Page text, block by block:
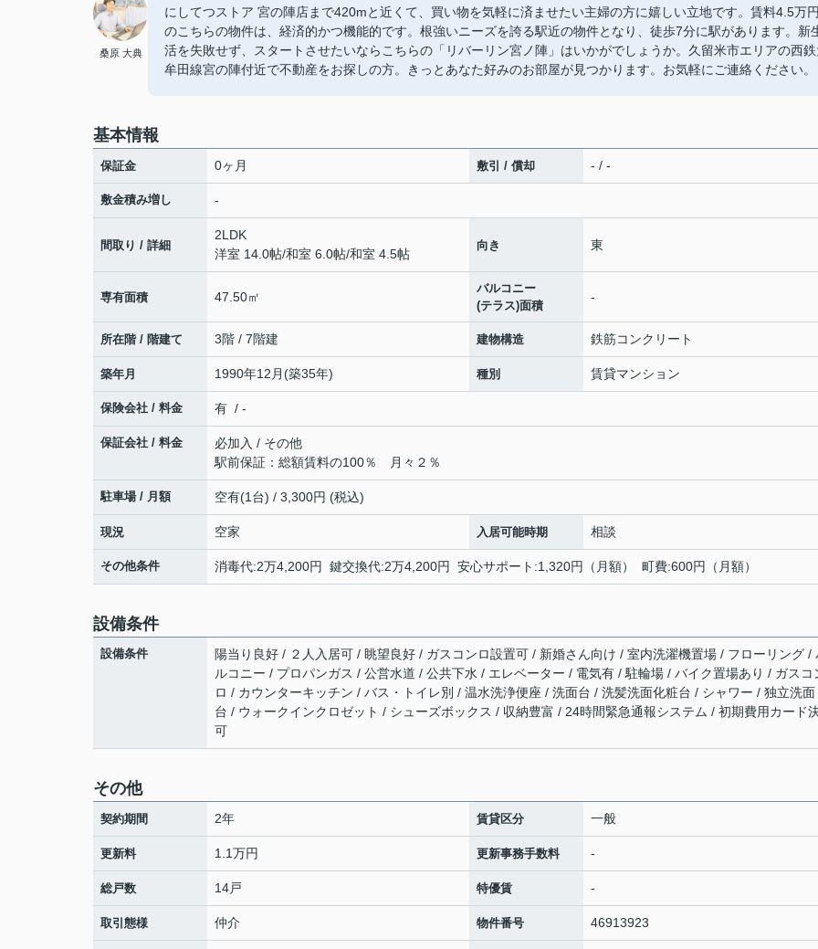
桑原 大典
にしてつストア 宮の陣店まで420mと近くて、買い物を気軽に済ませたい主婦の方に嬉しい立地です。賃料4.5万
のこちらの物件は、経済的かつ機能的です。根強いニーズを誇る駅近の物件となり、徒歩7分に駅があります。新
活を失敗せず、スタートさせたいならこちらの「リバーリン宮ノ陣」はいかがでしょうか。久留米市エリアの西
牟田線宮の陣付近で不動産をお探しの方。きっとあなた好みのお部屋が見つかります。お気軽にご連絡ください。
基本情報
保証金 0ヶ月 敷引 / 償却 - / -
敷金積み増し -
間取り / 詳細
2LDK
洋室 14.0帖/和室 6.0帖/和室 4.5帖
向き 東
専有面積 47.50㎡
バルコニー
(テラス)面積
-
所在階 / 階建て 3階 / 7階建 建物構造 鉄筋コンクリート
築年月 1990年12月(築35年) 種別 賃貸マンション
保険会社 / 料金 有 / -
保証会社 / 料金
必加入 / その他
駅前保証：総額賃料の100％ 月々２％
駐車場 / 月額 空有(1台) / 3,300円 (税込)
現況 空家 入居可能時期 相談
その他条件 消毒代:2万4,200円 鍵交換代:2万4,200円 安心サポート:1,320円（月額） 町費:600円（月額）
設備条件
設備条件
陽当り良好 / ２人入居可 / 眺望良好 / ガスコンロ設置可 / 新婚さん向け / 室内洗濯機置場 / フローリング /
ルコニー / プロパンガス / 公営水道 / 公共下水 / エレベーター / 電気有 / 駐輪場 / バイク置場あり / ガスコ
ロ / カウンターキッチン / バス・トイレ別 / 温水洗浄便座 / 洗面台 / 洗髪洗面化粧台 / シャワー / 独立洗面
台 / ウォークインクロゼット / シューズボックス / 収納豊富 / 24時間緊急通報システム / 初期費用カード
可
その他
契約期間 2年 賃貸区分 一般
更新料 1.1万円 更新事務手数料 -
総戸数 14戸 特優賃 -
取引態様 仲介 物件番号 46913923